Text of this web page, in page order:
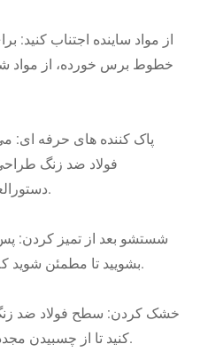
از مواد ساینده اجتناب کنید:
خطوط برس خورده، از مواد
پاک کننده های حرفه ای:
فولاد ضد زنگ
دستورالعمل محصول از آن استفاده کنید.
شستشو بعد از تمیز کردن: پس
بشویید تا مطمئن شوید که مواد شوینده باقی نمانده است.
خشک کردن: سطح فولاد ضد
کنید تا از چسبیدن مجدد آثار آب و کثیفی جلوگیری شود.